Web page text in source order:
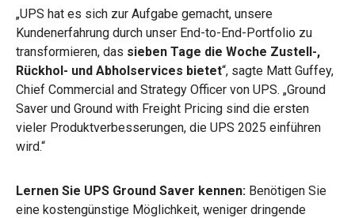
„UPS hat es sich zur Aufgabe gemacht, unsere
Kundenerfahrung durch unser End-to-End-Portfolio zu
transformieren, das sieben Tage die Woche Zustell-,
Rückhol- und Abholservices bietet“, sagte Matt Guffey,
Chief Commercial and Strategy Officer von UPS. „Ground
Saver und Ground with Freight Pricing sind die ersten
vieler Produktverbesserungen, die UPS 2025 einführen
wird.“
Lernen Sie UPS Ground Saver kennen: Benötigen Sie
eine kostengünstige Möglichkeit, weniger dringende